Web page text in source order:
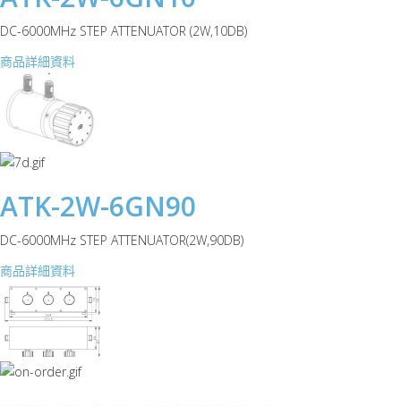
DC-6000MHz STEP ATTENUATOR (2W,10DB)
商品詳細資料
ATK-2W-6GN90
DC-6000MHz STEP ATTENUATOR(2W,90DB)
商品詳細資料